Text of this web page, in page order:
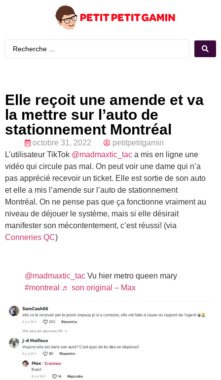
Elle reçoit une amende et va
la mettre sur l’auto de
stationnement Montréal
octobre 31, 2022
petitpetitgamin
L’utilisateur TikTok @madmaxtic_tac a mis en ligne une
vidéo qui circule pas mal. On peut voir une dame qui n’a
pas apprécié recevoir un ticket. Elle est sortie de son auto
et elle a mis l’amende sur l’auto de stationnement
Montréal. On ne pense pas que ça fonctionne vraiment au
niveau de déjouer le système, mais si elle désirait
manifester son mécontentement, c’est réussi! (via
Conneries QC)
@madmaxtic_tac Vu hier metro queen mary
#montreal
♬ son original – Max